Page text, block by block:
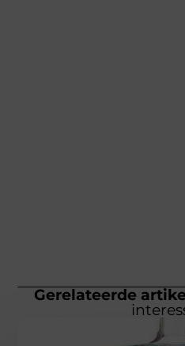
Gerelateerde